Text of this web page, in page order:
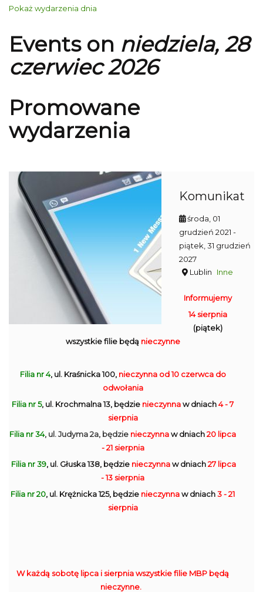
Pokaż wydarzenia dnia
Events on niedziela, 28
czerwiec 2026
Promowane
wydarzenia
Komunikat
środa, 01
grudzień 2021 -
piątek, 31 grudzień
2027
Lublin
Inne
Informujemy
14 sierpnia
(piątek)
wszystkie filie będą nieczynne
Filia nr 4, ul. Kraśnicka 100, nieczynna od 10 czerwca do
odwołania
Filia nr 5, ul. Krochmalna 13, będzie nieczynnaw dniach4 - 7
sierpnia
Filia nr 34, ul. Judyma 2a, będzie nieczynnaw dniach20 lipca
- 21 sierpnia
Filia nr 39, ul. Głuska 138, będzie nieczynnaw dniach27 lipca
- 13 sierpnia
Filia nr 20, ul. Krężnicka 125, będzie nieczynnaw dniach3 - 21
sierpnia
W każdą sobotę lipca i sierpnia wszystkie filie MBP będą
nieczynne.